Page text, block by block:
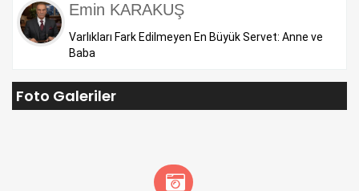
Emin KARAKUŞ
Varlıkları Fark Edilmeyen En Büyük Servet: Anne ve
Baba
Foto Galeriler